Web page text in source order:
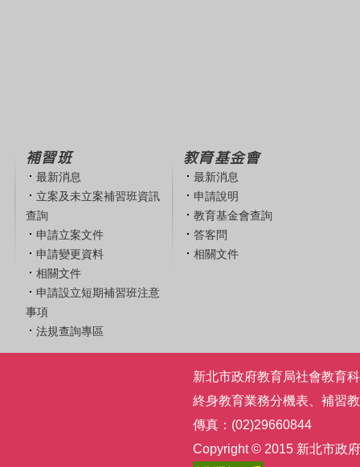
補習班
最新消息
立案及未立案補習班資訊
查詢
申請立案文件
申請變更資料
相關文件
申請設立短期補習班注意
事項
法規查詢專區
教育基金會
最新消息
申請說明
教育基金會查詢
答客問
相關文件
新北市政府教育局社會教育
終身教育業務分機表
補習
傳真：(02)29660844
Copyright © 2015 新北市政